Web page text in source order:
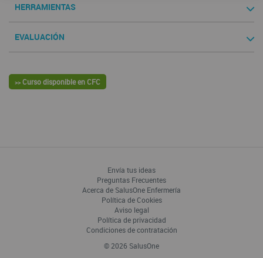
HERRAMIENTAS
EVALUACIÓN
>> Curso disponible en CFC
Envía tus ideas
Preguntas Frecuentes
Acerca de SalusOne Enfermería
Política de Cookies
Aviso legal
Política de privacidad
Condiciones de contratación
© 2026 SalusOne